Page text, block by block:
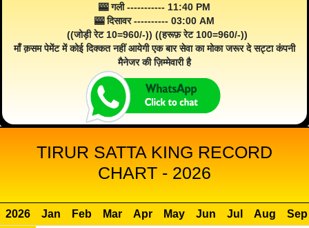
🎰 गली ----------- 11:40 PM
🎰 दिसावर ---------- 03:00 AM
((जोड़ी रेट 10=960/-)) ((हरूफ़ रेट 100=960/-))
माँ क़सम पेमेंट में कोई दिक्कत नहीं आयेगी एक बार सेवा का मोका जरूर दे सट्टा कंपनी
मैनेजर की ज़िम्मेवारी है
TIRUR SATTA KING RECORD
CHART - 2026
2026 Jan Feb Mar Apr May Jun Jul Aug
Sep